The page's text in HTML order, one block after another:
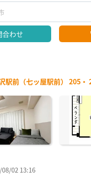
合わせ
駅前（七ッ屋駅前） 205・
02 13:16